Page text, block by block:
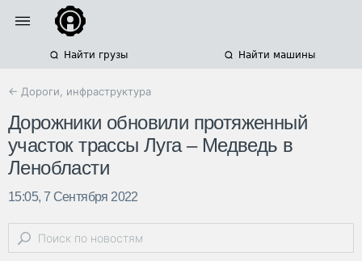
Найти грузы Найти машины
← Дороги, инфраструктура
Дорожники обновили протяженный
участок трассы Луга – Медведь в
Ленобласти
15:05, 7 Сентября 2022